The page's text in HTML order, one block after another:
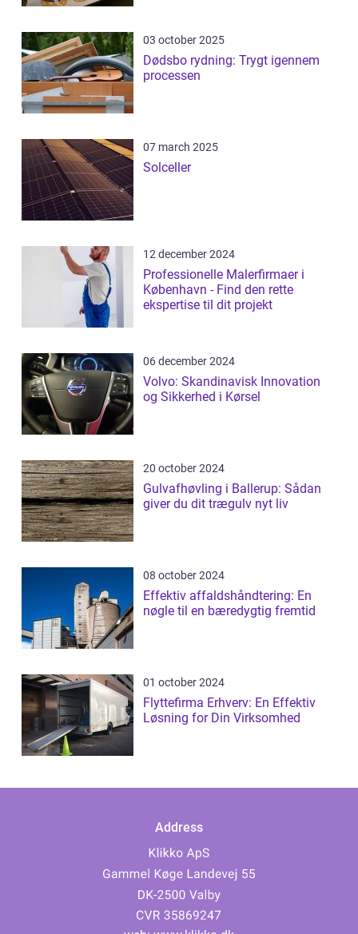
03 october 2025
Dødsbo rydning: Trygt igennem
processen
07 march 2025
Solceller
12 december 2024
Professionelle Malerfirmaer i
København - Find den rette
ekspertise til dit projekt
06 december 2024
Volvo: Skandinavisk Innovation
og Sikkerhed i Kørsel
20 october 2024
Gulvafhøvling i Ballerup: Sådan
giver du dit trægulv nyt liv
08 october 2024
Effektiv affaldshåndtering: En
nøgle til en bæredygtig fremtid
01 october 2024
Flyttefirma Erhverv: En Effektiv
Løsning for Din Virksomhed
Address